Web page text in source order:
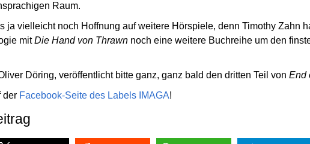
Raum.
ja vielleicht noch Hoffnung auf weitere Hörspiele, denn Timothy Zahn
mitDie Hand von Thrawn noch eine weitere Buchreihe um den
Döring, veröffentlicht bitte ganz, ganz bald den dritten Teil von End
der Facebook-Seite des Labels IMAGA!